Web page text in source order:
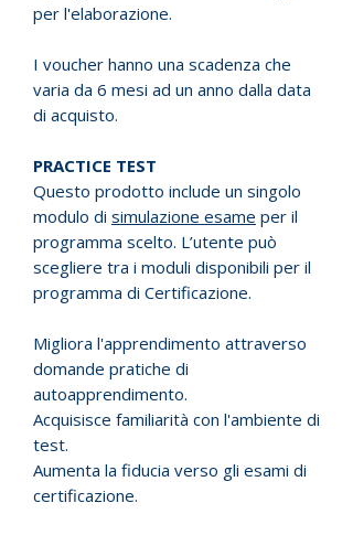
per l'elaborazione.
I voucher hanno una scadenza che
varia da 6 mesi ad un anno dalla data
di acquisto.
PRACTICE TEST
Questo prodotto include un singolo
modulo di simulazione esame per il
programma scelto. L’utente può
scegliere tra i moduli disponibili per il
programma di Certificazione.
Migliora l'apprendimento attraverso
domande pratiche di
autoapprendimento.
Acquisisce familiarità con l'ambiente di
test.
Aumenta la fiducia verso gli esami di
certificazione.